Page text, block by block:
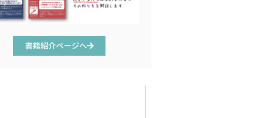
書籍紹介ページへ